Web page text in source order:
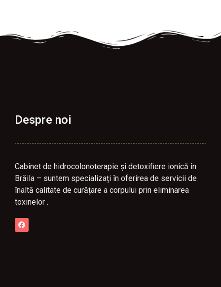
Despre noi
Cabinet de hidrocolonoterapie și detoxifiere ionică în
Brăila – suntem specializați în oferirea de servicii de
înaltă calitate de curățare a corpului prin eliminarea
toxinelor .